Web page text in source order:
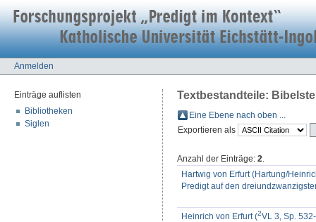
Anmelden
Einträge auflisten
Bibliotheken
Siglen
Textbestandteile:
Eine Ebene nach oben ...
Exportieren als
Anzahl der Einträge: 2.
Hartwig von Erfurt (Hartung/
Predigt auf den
Heinrich von Erfurt (2VL 3, Sp.